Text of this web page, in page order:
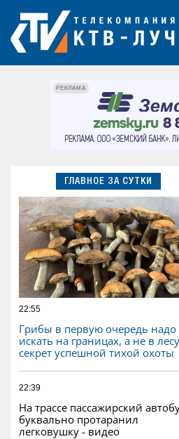
РЕКЛАМА
ГЛАВНОЕ ЗА СУТКИ
22:55
Грибы в первую очередь надо
искать на границах, а не в
секрет успешной тихой охоты
22:39
На трассе пассажирский
буквально протаранил
легковушку - видео